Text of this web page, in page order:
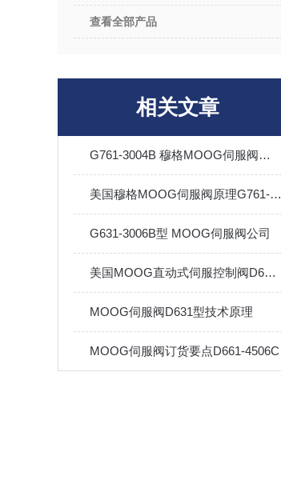
查看全部产品
相关文章
G761-3004B 穆格MOOG伺服阀有库存
美国穆格MOOG伺服阀原理G761-3002B
G631-3006B型 MOOG伺服阀公司
美国MOOG直动式伺服控制阀D634系列工作原理
MOOG伺服阀D631型技术原理
MOOG伺服阀订货要点D661-4506C